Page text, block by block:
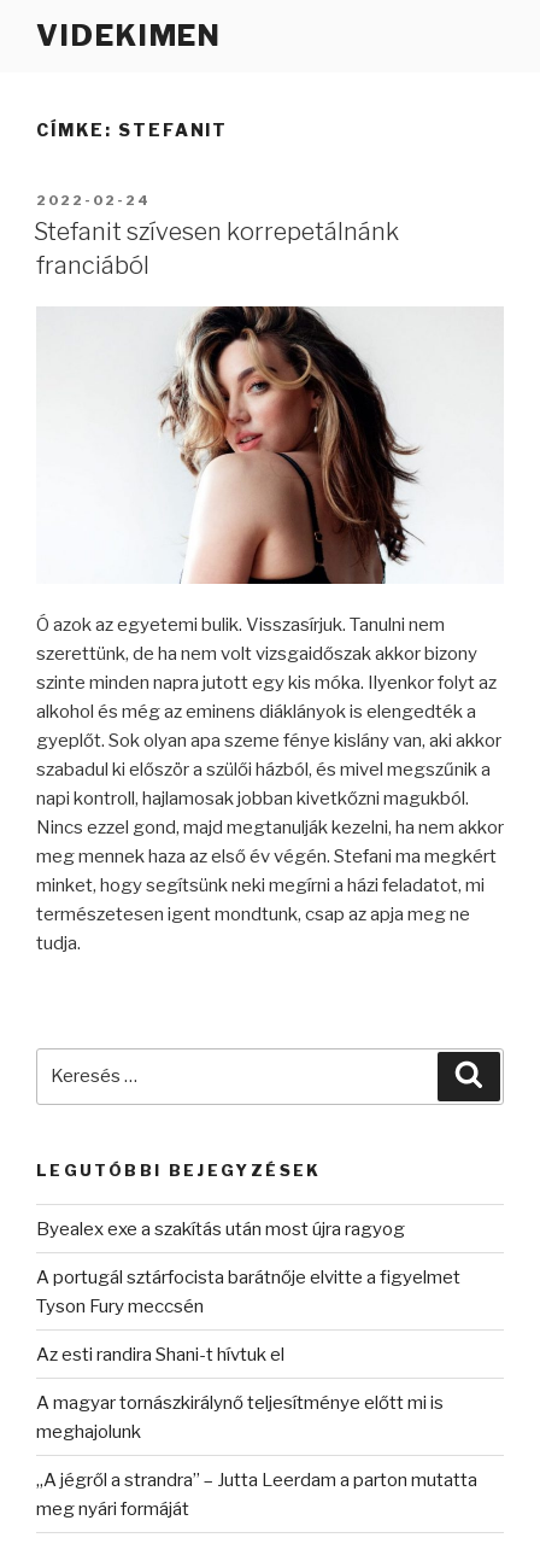
VIDEKIMEN
CÍMKE: STEFANIT
BEKÜLDVE:
2022-02-24
Stefanit szívesen korrepetálnánk
franciából
Ó azok az egyetemi bulik. Visszasírjuk. Tanulni nem
szerettünk, de ha nem volt vizsgaidőszak akkor bizony
szinte minden napra jutott egy kis móka. Ilyenkor folyt az
alkohol és még az eminens diáklányok is elengedték a
gyeplőt. Sok olyan apa szeme fénye kislány van, aki akkor
szabadul ki először a szülői házból, és mivel megszűnik a
napi kontroll, hajlamosak jobban kivetkőzni magukból.
Nincs ezzel gond, majd megtanulják kezelni, ha nem akkor
meg mennek haza az első év végén. Stefani ma megkért
minket, hogy segítsünk neki megírni a házi feladatot, mi
természetesen igent mondtunk, csap az apja meg ne
tudja.
LEGUTÓBBI BEJEGYZÉSEK
Byealex exe a szakítás után most újra ragyog
A portugál sztárfocista barátnője elvitte a figyelmet
Tyson Fury meccsén
Az esti randira Shani-t hívtuk el
A magyar tornászkirálynő teljesítménye előtt mi is
meghajolunk
„A jégről a strandra” – Jutta Leerdam a parton mutatta
meg nyári formáját